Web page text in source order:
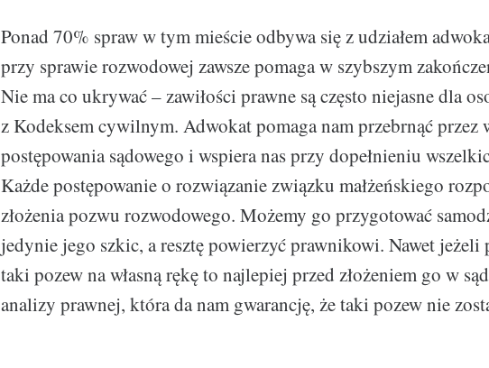
Ponad 70% spraw w tym mieście odbywa się z udziałem
przy sprawie rozwodowej zawsze pomaga w szybszym
Nie ma co ukrywać – zawiłości prawne są często niejasne dla
z Kodeksem cywilnym. Adwokat pomaga nam przebrnąć przez
postępowania sądowego i wspiera nas przy dopełnieniu
Każde postępowanie o rozwiązanie związku małżeńskiego
złożenia pozwu rozwodowego. Możemy go przygotować
jedynie jego szkic, a resztę powierzyć prawnikowi. Nawet jeżeli
taki pozew na własną rękę to najlepiej przed złożeniem go w
analizy prawnej, która da nam gwarancję, że taki pozew nie